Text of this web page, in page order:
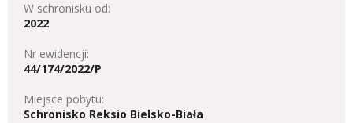
W schronisku od:
2022
Nr ewidencji:
44/174/2022/P
Miejsce pobytu:
Schronisko Reksio Bielsko-Biała